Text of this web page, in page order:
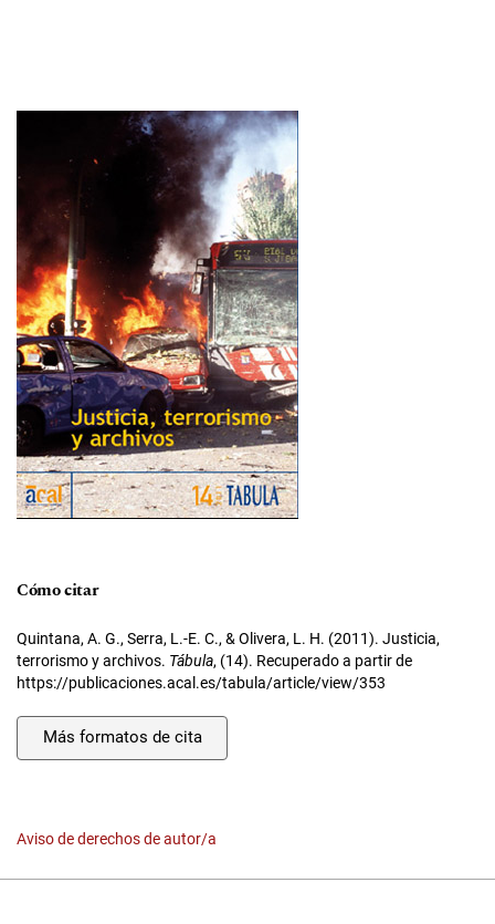
Cómo citar
Quintana, A. G., Serra, L.-E. C., & Olivera, L. H. (2011). Justicia,
terrorismo y archivos. Tábula, (14). Recuperado a partir de
https://publicaciones.acal.es/tabula/article/view/353
Más formatos de cita
Aviso de derechos de autor/a